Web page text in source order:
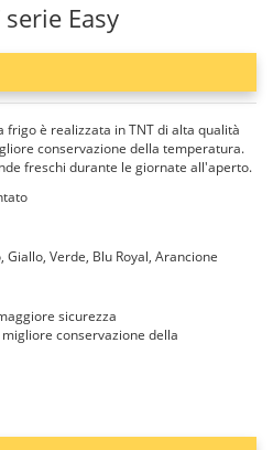
Easy
frigo è realizzata in TNT di alta qualità
conservazione della temperatura.
freschi durante le giornate all'aperto.
Giallo, Verde, Blu Royal, Arancione
sicurezza
conservazione della